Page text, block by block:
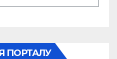
ПОРТАЛУ